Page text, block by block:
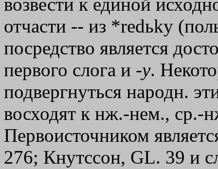
отчасти -- из *redьky
посредство является
первого слога и -у.
подвергнуться народн.
восходят к нж.-нем., ср.-
Первоисточником
276; Кнутссон, GL. 39 и